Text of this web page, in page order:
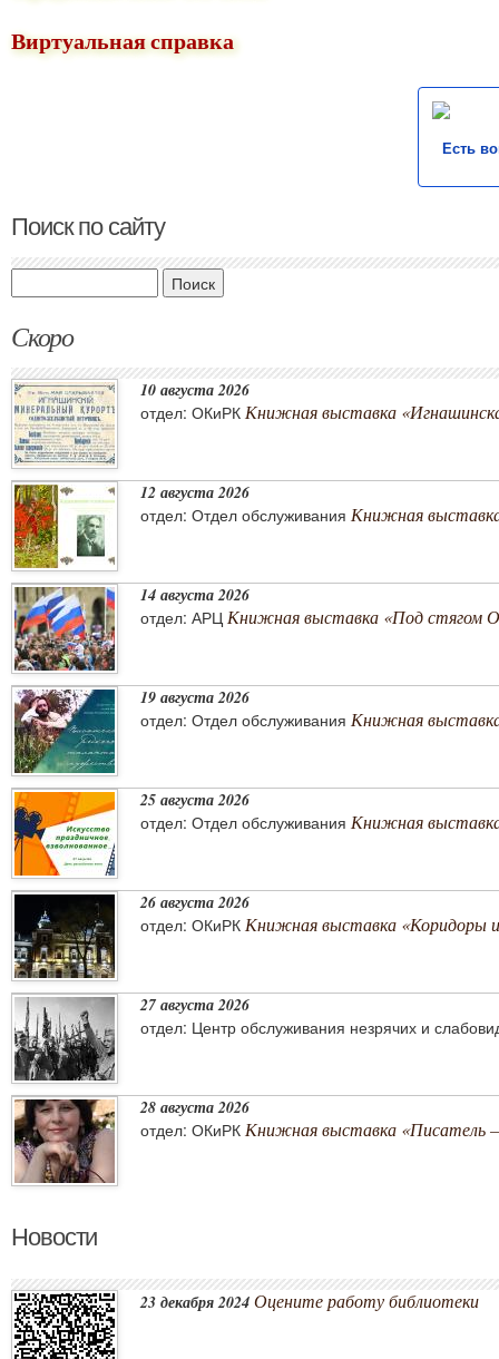
Виртуальная справка
Есть
Поиск по сайту
Скоро
10 августа 2026
отдел: ОКиРК Книжная выставка
12 августа 2026
отдел: Отдел обслуживания Книжная
14 августа 2026
отдел: АРЦ Книжная выставка «Под стягом
19 августа 2026
отдел: Отдел обслуживания Книжная
25 августа 2026
отдел: Отдел обслуживания Книжная
26 августа 2026
отдел: ОКиРК Книжная выставка «Коридоры
27 августа 2026
отдел: Центр обслуживания незрячих и
28 августа 2026
отдел: ОКиРК Книжная выставка «Писатель
Новости
23 декабря 2024 Оцените работу библиотеки